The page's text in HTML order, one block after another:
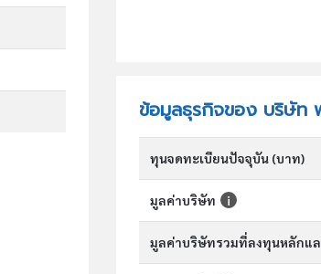
ข้อมูลธุรกิจของ บริษัท
ทุนจดทะเบียนปัจจุบัน (บาท)
มูลค่าบริษัท
มูลค่าบริษัทรวมที่ลงทุนหลักแ